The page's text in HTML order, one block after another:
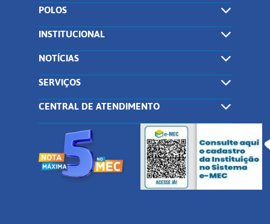
POLOS
INSTITUCIONAL
NOTÍCIAS
SERVIÇOS
CENTRAL DE ATENDIMENTO